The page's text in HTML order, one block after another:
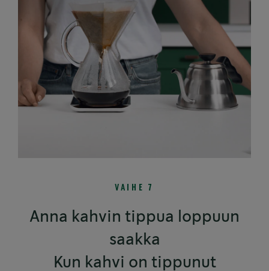
VAIHE 7
Anna kahvin tippua loppuun
saakka
Kun kahvi on tippunut